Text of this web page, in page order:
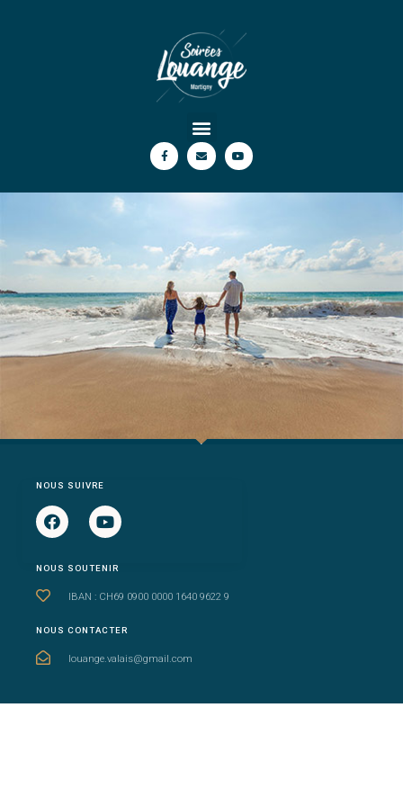
NOUS SOUTENIR
IBAN : CH69 0900 0000 1640 9622 9
NOUS CONTACTER
louange.valais@gmail.com
NOUS SUIVRE